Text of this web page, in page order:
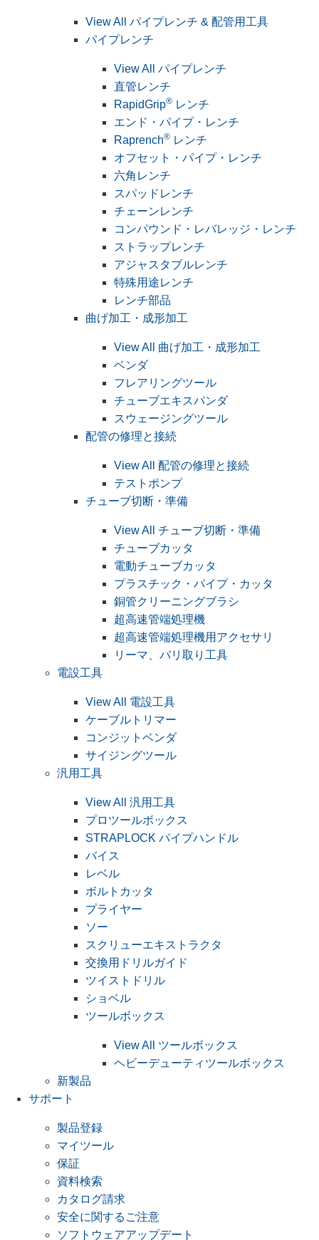
View All パイプレンチ & 配管用工具
パイプレンチ
View All パイプレンチ
直管レンチ
RapidGrip® レンチ
エンド・パイプ・レンチ
Raprench® レンチ
オフセット・パイプ・レンチ
六角レンチ
スパッドレンチ
チェーンレンチ
コンパウンド・レバレッジ・レンチ
ストラップレンチ
アジャスタブルレンチ
特殊用途レンチ
レンチ部品
曲げ加工・成形加工
View All 曲げ加工・成形加工
ベンダ
フレアリングツール
チューブエキスパンダ
スウェージングツール
配管の修理と接続
View All 配管の修理と接続
テストポンプ
チューブ切断・準備
View All チューブ切断・準備
チューブカッタ
電動チューブカッタ
プラスチック・パイプ・カッタ
銅管クリーニングブラシ
超高速管端処理機
超高速管端処理機用アクセサリ
リーマ、バリ取り工具
電設工具
View All 電設工具
ケーブルトリマー
コンジットベンダ
サイジングツール
汎用工具
View All 汎用工具
プロツールボックス
STRAPLOCK パイプハンドル
バイス
レベル
ボルトカッタ
プライヤー
ソー
スクリューエキストラクタ
交換用ドリルガイド
ツイストドリル
ショベル
ツールボックス
View All ツールボックス
ヘビーデューティツールボックス
新製品
サポート
製品登録
マイツール
保証
資料検索
カタログ請求
安全に関するご注意
ソフトウェアアップデート